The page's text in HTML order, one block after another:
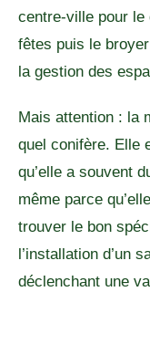
centre-ville pour le
fêtes puis le
la gestion des
Mais attention : la
quel conifère. Elle
qu’elle a souvent
même parce
trouver le bon
l’installation d’un
déclenchant une